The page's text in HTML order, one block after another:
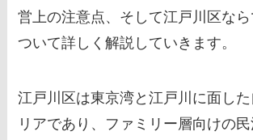
営上の注意点、そして江戸川区な
ついて詳しく解説していきます。
江戸川区は東京湾と江戸川に面し
リアであり、ファミリー層向けの